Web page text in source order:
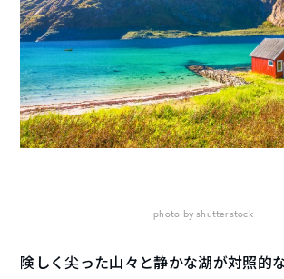
photo by shutterstock
険しく尖った山々と静かな湖が対照的